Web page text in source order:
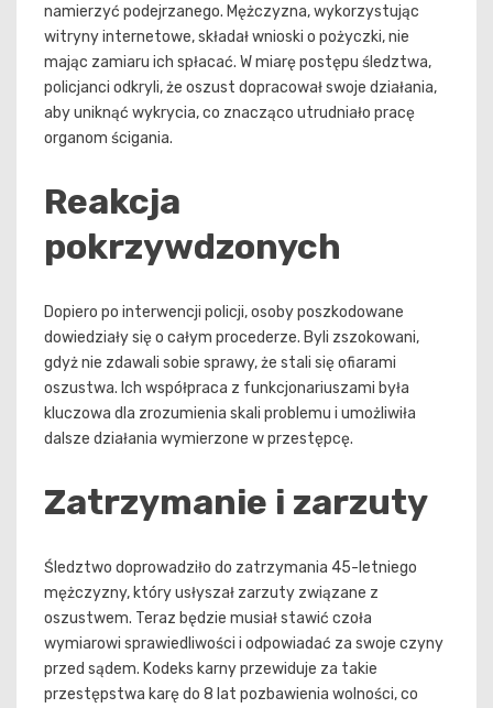
namierzyć podejrzanego. Mężczyzna, wykorzystując
witryny internetowe, składał wnioski o pożyczki, nie
mając zamiaru ich spłacać. W miarę postępu śledztwa,
policjanci odkryli, że oszust dopracował swoje działania,
aby uniknąć wykrycia, co znacząco utrudniało pracę
organom ścigania.
Reakcja
pokrzywdzonych
Dopiero po interwencji policji, osoby poszkodowane
dowiedziały się o całym procederze. Byli zszokowani,
gdyż nie zdawali sobie sprawy, że stali się ofiarami
oszustwa. Ich współpraca z funkcjonariuszami była
kluczowa dla zrozumienia skali problemu i umożliwiła
dalsze działania wymierzone w przestępcę.
Zatrzymanie i zarzuty
Śledztwo doprowadziło do zatrzymania 45-letniego
mężczyzny, który usłyszał zarzuty związane z
oszustwem. Teraz będzie musiał stawić czoła
wymiarowi sprawiedliwości i odpowiadać za swoje czyny
przed sądem. Kodeks karny przewiduje za takie
przestępstwa karę do 8 lat pozbawienia wolności, co